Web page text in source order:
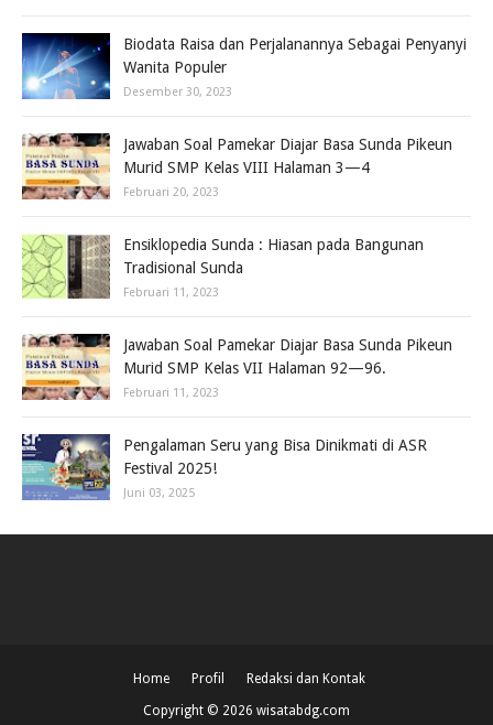
Biodata Raisa dan Perjalanannya Sebagai Penyanyi
Wanita Populer
Desember 30, 2023
Jawaban Soal Pamekar Diajar Basa Sunda Pikeun
Murid SMP Kelas VIII Halaman 3—4
Februari 20, 2023
Ensiklopedia Sunda : Hiasan pada Bangunan
Tradisional Sunda
Februari 11, 2023
Jawaban Soal Pamekar Diajar Basa Sunda Pikeun
Murid SMP Kelas VII Halaman 92—96.
Februari 11, 2023
Pengalaman Seru yang Bisa Dinikmati di ASR
Festival 2025!
Juni 03, 2025
Home Profil Redaksi dan Kontak
Copyright © 2026 wisatabdg.com